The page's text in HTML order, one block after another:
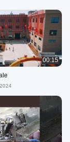
00:15